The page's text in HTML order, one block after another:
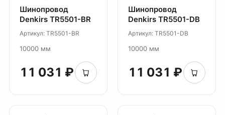
Шинопровод
Denkirs TR5501-BR
Артикул: TR5501-BR
10000 мм
11 031 ₽
Шинопровод
Denkirs TR5501-DB
Артикул: TR5501-DB
10000 мм
11 031 ₽
Каталог
Партнерам
Главная